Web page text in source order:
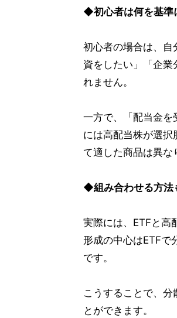
◆初心者は何を基準
初心者の場合は、自
資をしたい」「企業
れません。
一方で、「配当金を
には高配当株が選
て適した商品は異な
◆組み合わせる方法
実際には、ETFと高
形成の中心はETFで
です。
こうすることで、
とができます。